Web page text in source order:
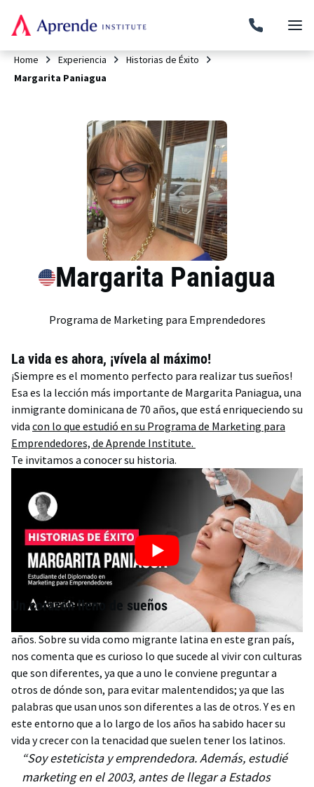
Home Experiencia
Historias de Éxito
Margarita Paniagua
Margarita Paniagua
Programa de Marketing para Emprendedores
La vida es ahora, ¡vívela al máximo!
¡Siempre es el momento perfecto para realizar tus sueños!
Esa es la lección más importante de Margarita Paniagua, una
inmigrante dominicana de 70 años, que está enriqueciendo su
vida con lo que estudió en su Programa de Marketing para
Emprendedores, de Aprende Institute.
Te invitamos a conocer su historia.
Un corazón lleno de sueños
Margarita Paniagua vive en Estados Unidos desde hace 16
años. Sobre su vida como migrante latina en este gran país,
nos comenta que es curioso lo que sucede al vivir con culturas
que son diferentes, ya que a uno le conviene preguntar a
otros de dónde son, para evitar malentendidos; ya que las
palabras que usan unos son diferentes a las de otros. Y es en
este entorno que a lo largo de los años ha sabido hacer su
vida y crecer con la tenacidad que suelen tener los latinos.
“Soy esteticista y emprendedora. Además, estudié
marketing en el 2003, antes de llegar a Estados